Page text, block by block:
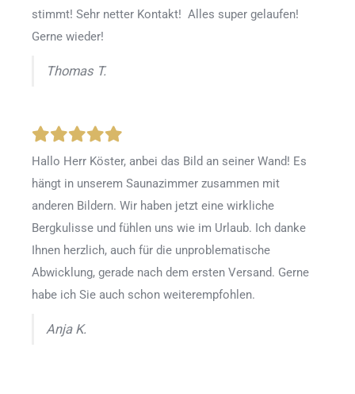
stimmt! Sehr netter Kontakt! Alles super gelaufen!
Gerne wieder!
Thomas T.
Hallo Herr Köster, anbei das Bild an seiner Wand! Es
hängt in unserem Saunazimmer zusammen mit
anderen Bildern. Wir haben jetzt eine wirkliche
Bergkulisse und fühlen uns wie im Urlaub. Ich danke
Ihnen herzlich, auch für die unproblematische
Abwicklung, gerade nach dem ersten Versand. Gerne
habe ich Sie auch schon weiterempfohlen.
Anja K.